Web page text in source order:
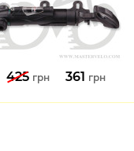
425 грн 361 грн